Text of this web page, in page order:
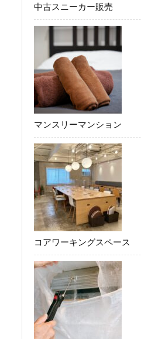
中古スニーカー販売
マンスリーマンション
コアワーキングスペース